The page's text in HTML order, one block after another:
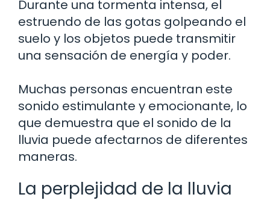
Durante una tormenta intensa, el
estruendo de las gotas golpeando el
suelo y los objetos puede transmitir
una sensación de energía y poder.
Muchas personas encuentran este
sonido estimulante y emocionante, lo
que demuestra que el sonido de la
lluvia puede afectarnos de diferentes
maneras.
La perplejidad de la lluvia